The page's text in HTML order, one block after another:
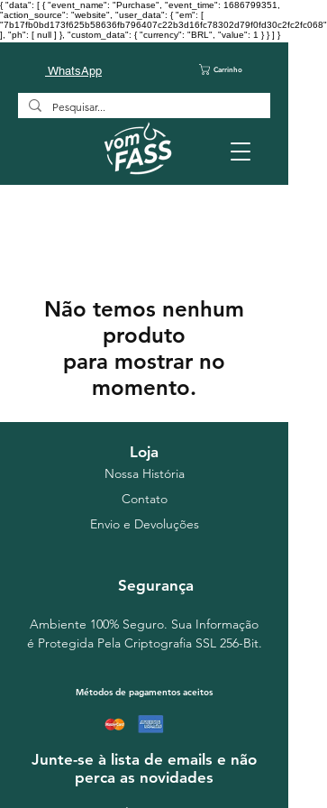
{ "data": [ { "event_name": "Purchase", "event_time": 1686799351,
"action_source": "website", "user_data": { "em": [
"7b17fb0bd173f625b58636fb796407c22b3d16fc78302d79f0fd30c2fc2fc068"
], "ph": [ null ] }, "custom_data": { "currency": "BRL", "value": 1 } } ] }
WhatsApp Carrinho
Não temos nenhum
produto
para mostrar no
momento.
Loja
Nossa História
Contato
Envio e Devoluções
Segurança
Ambiente 100% Seguro. Sua Informação
é Protegida Pela Criptografia SSL 256-Bit.
Métodos de pagamentos aceitos
Junte-se à lista de emails e não
perca as novidades